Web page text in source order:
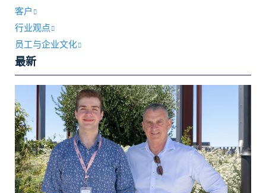
客户
行业观点
员工与企业文化
最新